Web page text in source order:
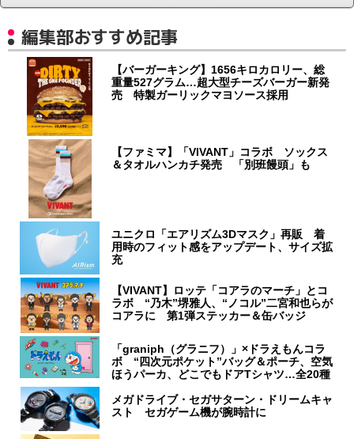
編集部おすすめ記事
【バーガーキング】1656キロカロリー、総
重量527グラム…超大型チーズバーガー新発
売 特製ガーリックマヨソース採用
【ファミマ】「VIVANT」コラボ ソックス
＆タオルハンカチ発売 「別班饅頭」も
ユニクロ「エアリズム3Dマスク」再販 着
用時のフィット感をアップデート、サイズ拡
充
【VIVANT】ロッテ「コアラのマーチ」とコ
ラボ “乃木”堺雅人、“ノコル”二宮和也らが
コアラに 第1弾ステッカー＆缶バッジ
「graniph（グラニフ）」×ドラえもんコラ
ボ “四次元ポケット”バッグ＆ポーチ、空気
ほうパーカ、どこでもドアTシャツ…全20種
メガドライブ・セガサターン・ドリームキャ
スト セガゲーム機が腕時計に